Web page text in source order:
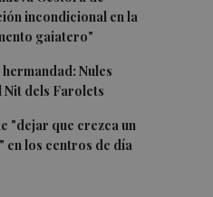
incondicional en la
gaiatero"
Nules
dels Farolets
"dejar que crezca un
en los centros de día